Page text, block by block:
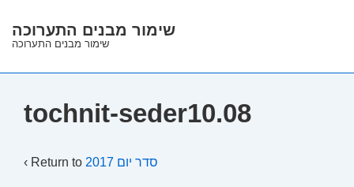
Skip
Main
שימור מבנים התערוכה
שימור מבנים התערוכה
tochnit-seder10.08
‹ Return to סדר יום 2017